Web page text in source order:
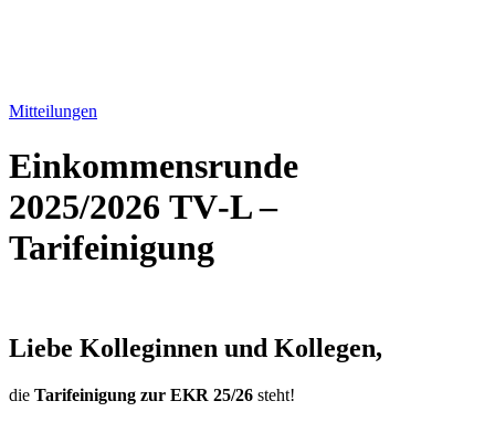
Mitteilungen
Einkom­mens­runde
2025/2026 TV‑L –
Tarifeinigung
Liebe Kolle­ginnen und Kollegen,
die Tarif­ei­ni­gung zur EKR 25/26 steht!